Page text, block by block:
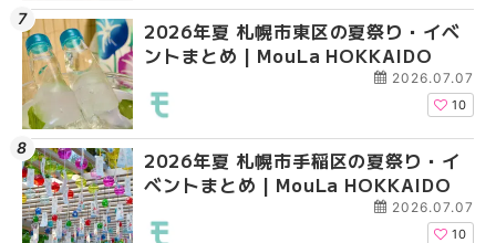
2026年夏 札幌市東区の夏祭り・イベ
ントまとめ | MouLa HOKKAIDO
2026.07.07
10
2026年夏 札幌市手稲区の夏祭り・イ
ベントまとめ | MouLa HOKKAIDO
2026.07.07
10
2026年夏 札幌市手稲
ベントまとめ |
2026年夏 札幌市中央
ベントまとめ |
2026年夏 札幌市豊平
ベントまとめ |
2026年夏 札幌市東区
ントまとめ | MouLa